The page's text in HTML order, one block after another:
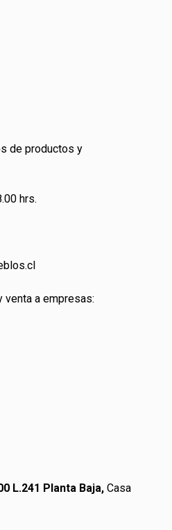
de productos y
hrs.
venta a empresas:
L.241 Planta Baja, Casa